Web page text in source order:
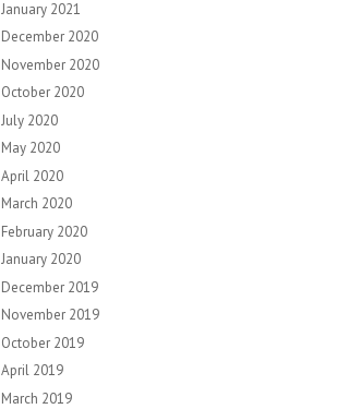
January 2021
December 2020
November 2020
October 2020
July 2020
May 2020
April 2020
March 2020
February 2020
January 2020
December 2019
November 2019
October 2019
April 2019
March 2019